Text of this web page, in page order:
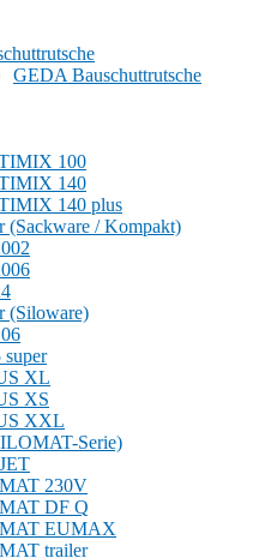
GEDA Bauschuttrutsche
100
140
140 plus
(Sackware / Kompakt)
(Siloware)
XL
XS
XXL
Serie)
230V
DF Q
EUMAX
trailer